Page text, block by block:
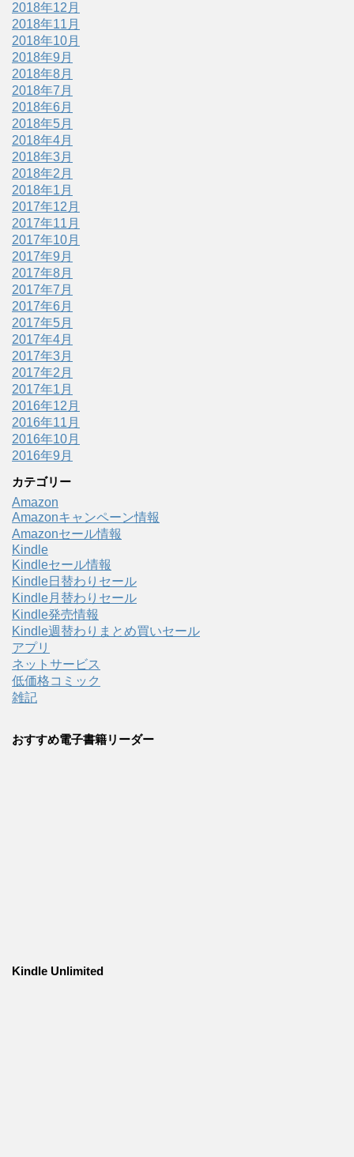
2018年12月
2018年11月
2018年10月
2018年9月
2018年8月
2018年7月
2018年6月
2018年5月
2018年4月
2018年3月
2018年2月
2018年1月
2017年12月
2017年11月
2017年10月
2017年9月
2017年8月
2017年7月
2017年6月
2017年5月
2017年4月
2017年3月
2017年2月
2017年1月
2016年12月
2016年11月
2016年10月
2016年9月
カテゴリー
Amazon
Amazonキャンペーン情報
Amazonセール情報
Kindle
Kindleセール情報
Kindle日替わりセール
Kindle月替わりセール
Kindle発売情報
Kindle週替わりまとめ買いセール
アプリ
ネットサービス
低価格コミック
雑記
おすすめ電子書籍リーダー
Kindle Unlimited